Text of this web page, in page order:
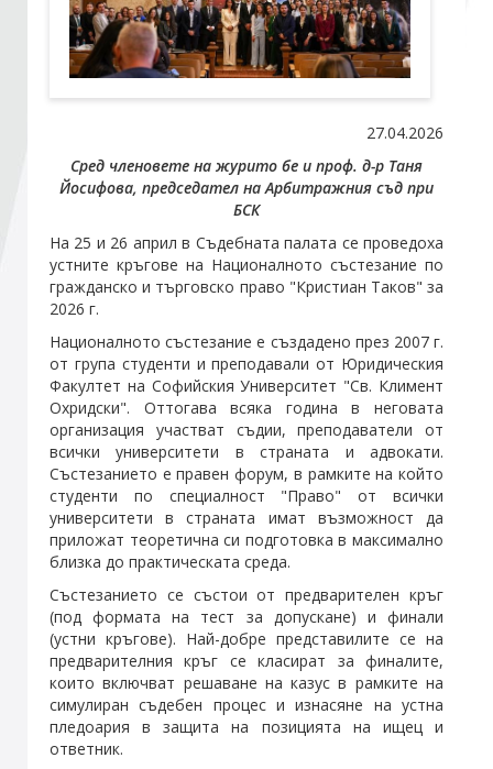
Проекти
Членове
27.04.2026
Сред членовете на журито бе и проф. д-р Таня
Йосифова, председател на Арбитражния съд при
БСК
На 25 и 26 април в Съдебната палата се проведоха
устните кръгове на Националното състезание по
гражданско и търговско право "Кристиан Таков" за
2026 г.
Националното състезание е създадено през 2007 г.
от група студенти и преподавали от Юридическия
Факултет на Софийския Университет "Св. Климент
Охридски". Оттогава всяка година в неговата
организация участват съдии, преподаватели от
всички университети в страната и адвокати.
Състезанието е правен форум, в рамките на който
студенти по специалност "Право" от всички
университети в страната имат възможност да
приложат теоретична си подготовка в максимално
близка до практическата среда.
Състезанието се състои от предварителен кръг
(под формата на тест за допускане) и финали
(устни кръгове). Най-добре представилите се на
предварителния кръг се класират за финалите,
които включват решаване на казус в рамките на
симулиран съдебен процес и изнасяне на устна
пледоария в защита на позицията на ищец и
ответник.